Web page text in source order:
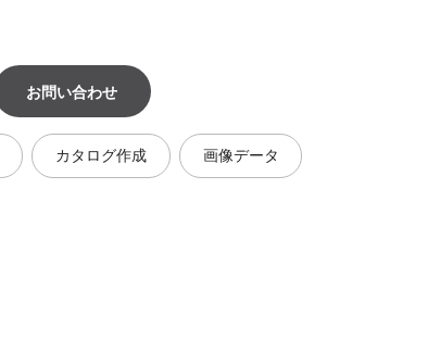
お問い合わせ
カタログ作成 画像データ